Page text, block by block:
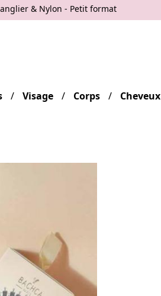
& Nylon - Petit format
Visage Corps Cheveux